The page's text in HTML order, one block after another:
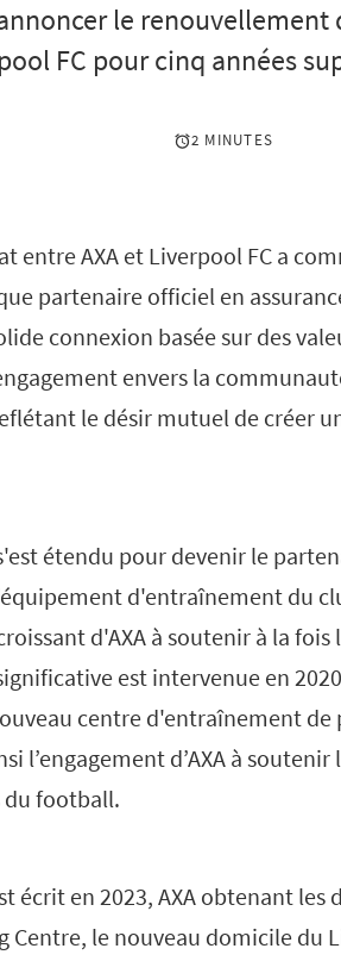
le
FC pour cinq années
2 MINUTES
entre AXA et Liverpool FC a
partenaire officiel en
connexion basée sur des
envers la
le désir mutuel de créer
étendu pour devenir le
d'entraînement du
d'AXA à soutenir à la fois
est intervenue en
centre d'entraînement de
l’engagement d’AXA à
du football.
écrit en 2023, AXA obtenant
Centre, le nouveau domicile du